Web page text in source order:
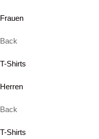
Frauen
Back
T-Shirts
Herren
Back
T-Shirts